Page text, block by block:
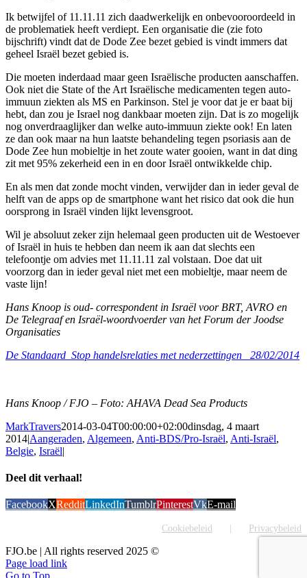
Ik betwijfel of 11.11.11 zich daadwerkelijk en onbevooroordeeld in
de problematiek heeft verdiept. Een organisatie die (zie foto
bijschrift) vindt dat de Dode Zee bezet gebied is vindt immers dat
geheel Israël bezet gebied is.
Die moeten inderdaad maar geen Israëlische producten aanschaffen.
Ook niet die State of the Art Israëlische medicamenten tegen auto-
immuun ziekten als MS en Parkinson. Stel je voor dat je er baat bij
hebt, dan zou je Israel nog dankbaar moeten zijn. Dat is zo mogelijk
nog onverdraaglijker dan welke auto-immuun ziekte ook! En laten
ze dan ook maar na hun laatste behandeling tegen psoriasis aan de
Dode Zee hun mobieltje in het zoute water gooien, want in dat ding
zit met 95% zekerheid een in en door Israël ontwikkelde chip.
En als men dat zonde mocht vinden, verwijder dan in ieder geval de
helft van de apps op de smartphone want het risico dat ook die hun
oorsprong in Israël vinden lijkt levensgroot.
Wil je absoluut zeker zijn helemaal geen producten uit de Westoever
of Israël in huis te hebben dan neem ik aan dat slechts een
telefoontje om advies met 11.11.11 zal volstaan. Doe dat uit
voorzorg dan in ieder geval niet met een mobieltje, maar neem de
vaste lijn!
Hans Knoop is oud- correspondent in Israël voor BRT, AVRO en
De Telegraaf en Israël-woordvoerder van het Forum der Joodse
Organisaties
De Standaard_Stop handelsrelaties met nederzettingen_ 28/02/2014
Hans Knoop / FJO – Foto: AHAVA Dead Sea Products
MarkTravers2014-03-04T00:00:00+02:00dinsdag, 4 maart
2014|Aangeraden, Algemeen, Anti-BDS/Pro-Israël, Anti-Israël,
Belgie, Israël|
Deel dit verhaal!
FacebookXRedditLinkedInTumblrPinterestVkE-mail
Cookiebeleid Privacybeleid
FJO.be | All rights reserved 2025 ©
Page load link